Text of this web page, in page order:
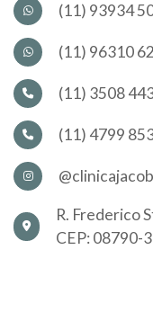
(11) 93934
(11) 96310
(11) 3508
(11) 4799
@clinicajacob_
R. Frederico
CEP: 08790-